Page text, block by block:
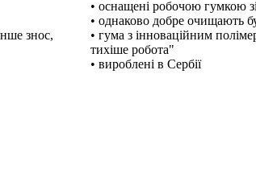
знос,
• оснащені робочою гумкою
• однаково добре очищають
• гума з інноваційним
тихіше робота"
• вироблені в Сербії